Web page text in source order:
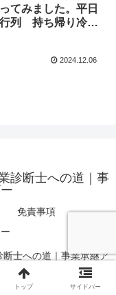
てみました。平日
列 持ち帰り冷め
2024.12.06
診断士への道｜事
免責事項
士への道｜事業承継ア
トップ サイドバー